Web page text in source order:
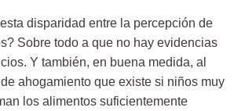
disparidad entre la percepción de
Sobre todo a que no hay evidencias
Y también, en buena medida, al
ahogamiento que existe si niños muy
los alimentos suficientemente